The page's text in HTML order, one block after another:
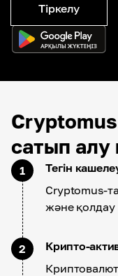
Тіркелу
сатып алу
1
Тегін
Cryptomus-та
және қолдау
2
Крипто-